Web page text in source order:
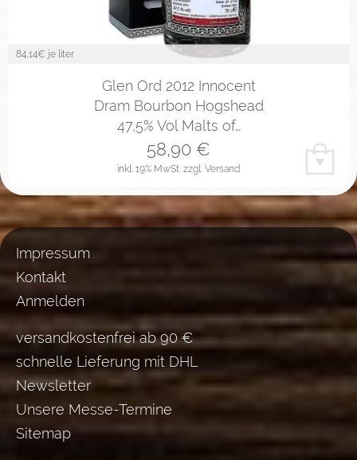
84,14€ je liter
Glen Ord 2012 Innocent
Dram Bourbon Hogshead
47,5% Vol Malts of…
inkl. 19% MwSt. zzgl. Versand
58,90 €
Impressum
Kontakt
Anmelden
versandkostenfrei ab 90 €
schnelle Lieferung mit DHL
Newsletter
Unsere Messe-Termine
Sitemap